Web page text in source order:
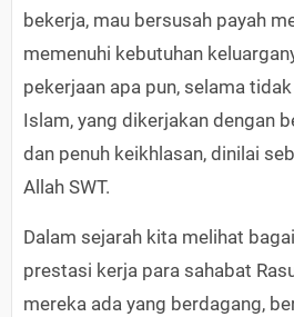
bekerja, mau bersusah payah
memenuhi kebutuhan
pekerjaan apa pun, selama
Islam, yang dikerjakan dengan
dan penuh keikhlasan, dinilai
Allah SWT.
Dalam sejarah kita melihat
prestasi kerja para sahabat
mereka ada yang berdagang,